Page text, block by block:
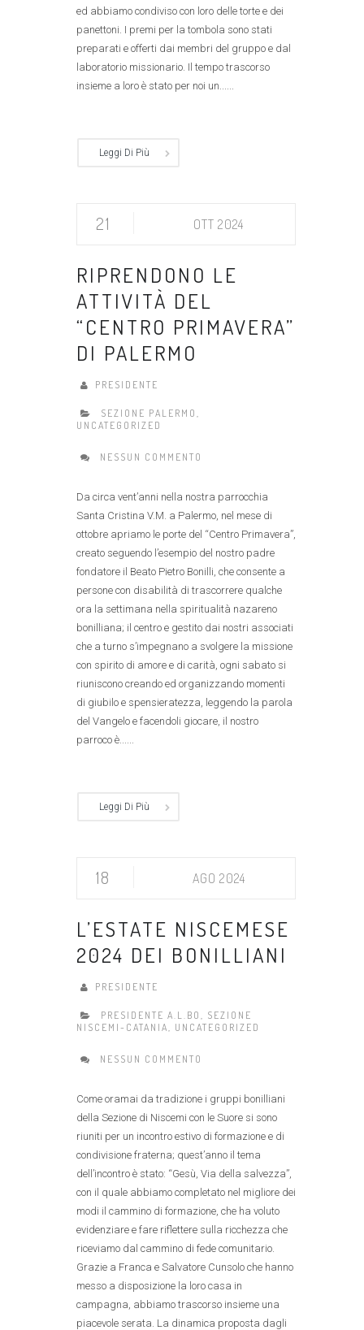
ed abbiamo condiviso con loro delle torte e dei
panettoni. I premi per la tombola sono stati
preparati e offerti dai membri del gruppo e dal
laboratorio missionario. Il tempo trascorso
insieme a loro è stato per noi un......
Leggi Di Più
21 OTT 2024
RIPRENDONO LE
ATTIVITÀ DEL
“CENTRO PRIMAVERA”
DI PALERMO
PRESIDENTE
SEZIONE PALERMO ,
UNCATEGORIZED
NESSUN COMMENTO
Da circa vent’anni nella nostra parrocchia
Santa Cristina V.M. a Palermo, nel mese di
ottobre apriamo le porte del “Centro Primavera”,
creato seguendo l’esempio del nostro padre
fondatore il Beato Pietro Bonilli, che consente a
persone con disabilità di trascorrere qualche
ora la settimana nella spiritualità nazareno
bonilliana; il centro e gestito dai nostri associati
che a turno s’impegnano a svolgere la missione
con spirito di amore e di carità, ogni sabato si
riuniscono creando ed organizzando momenti
di giubilo e spensieratezza, leggendo la parola
del Vangelo e facendoli giocare, il nostro
parroco è......
Leggi Di Più
18 AGO 2024
L’ESTATE NISCEMESE
2024 DEI BONILLIANI
PRESIDENTE
PRESIDENTE A.L.BO , SEZIONE
NISCEMI-CATANIA, UNCATEGORIZED
NESSUN COMMENTO
Come oramai da tradizione i gruppi bonilliani
della Sezione di Niscemi con le Suore si sono
riuniti per un incontro estivo di formazione e di
condivisione fraterna; quest’anno il tema
dell’incontro è stato: “Gesù, Via della salvezza”,
con il quale abbiamo completato nel migliore dei
modi il cammino di formazione, che ha voluto
evidenziare e fare riflettere sulla ricchezza che
riceviamo dal cammino di fede comunitario.
Grazie a Franca e Salvatore Cunsolo che hanno
messo a disposizione la loro casa in
campagna, abbiamo trascorso insieme una
piacevole serata. La dinamica proposta dagli